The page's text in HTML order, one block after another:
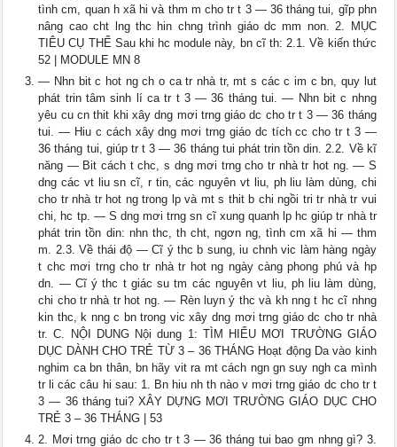
tình cm, quan h xã hi và thm m cho tr t 3 — 36 tháng tui, gĩp phn
nâng cao cht lng thc hin chng trình giáo dc mm non. 2. MỤC
TIÊU CỤ THỂ Sau khi hc module này, bn cĩ th: 2.1. Về kiến thức
52 | MODULE MN 8
— Nhn bit c hot ng ch o ca tr nhà tr, mt s các c im c bn, quy lut
phát trin tâm sinh lí ca tr t 3 — 36 tháng tui. — Nhn bit c nhng
yêu cu cn thit khi xây dng mơi trng giáo dc cho tr t 3 — 36 tháng
tui. — Hiu c cách xây dng mơi trng giáo dc tích cc cho tr t 3 —
36 tháng tui, giúp tr t 3 — 36 tháng tui phát trin tồn din. 2.2. Về kĩ
năng — Bit cách t chc, s dng mơi trng cho tr nhà tr hot ng. — S
dng các vt liu sn cĩ, r tin, các nguyên vt liu, ph liu làm dùng, chi
cho tr nhà tr hot ng trong lp và mt s thit b chi ngồi tri tr nhà tr vui
chi, hc tp. — S dng mơi trng sn cĩ xung quanh lp hc giúp tr nhà tr
phát trin tồn din: nhn thc, th cht, ngơn ng, tình cm xã hi — thm
m. 2.3. Về thái độ — Cĩ ý thc b sung, iu chnh vic làm hàng ngày
t chc mơi trng cho tr nhà tr hot ng ngày càng phong phú và hp
dn. — Cĩ ý thc t giác su tm các nguyên vt liu, ph liu làm dùng,
chi cho tr nhà tr hot ng. — Rèn luyn ý thc và kh nng t hc cĩ nhng
kin thc, k nng c bn trong vic xây dng mơi trng giáo dc cho tr nhà
tr. C. NỘI DUNG Nội dung 1: TÌM HIỂU MƠI TRƯỜNG GIÁO
DỤC DÀNH CHO TRẺ TỪ 3 – 36 THÁNG Hoạt động Da vào kinh
nghim ca bn thân, bn hãy vit ra mt cách ngn gn suy ngh ca mình
tr li các câu hi sau: 1. Bn hiu nh th nào v mơi trng giáo dc cho tr t
3 — 36 tháng tui? XÂY DỰNG MƠI TRƯỜNG GIÁO DỤC CHO
TRẺ 3 – 36 THÁNG | 53
2. Mơi trng giáo dc cho tr t 3 — 36 tháng tui bao gm nhng gì? 3.